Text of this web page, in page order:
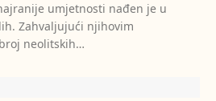
umjetnosti nađen je u
Zahvaljujući njihovim
neolitskih…